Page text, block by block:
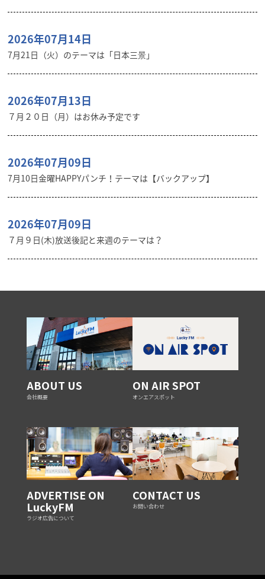
2026年07月14日
7月21日（火）のテーマは「日本三景」
2026年07月13日
７月２０日（月）はお休み予定です
2026年07月09日
7月10日金曜HAPPYパンチ！テーマは【バックアップ】
2026年07月09日
７月９日(木)放送後記と来週のテーマは？
ABOUT US
会社概要
ON AIR SPOT
オンエアスポット
ADVERTISE ON
LuckyFM
ラジオ広告について
CONTACT US
お問い合わせ